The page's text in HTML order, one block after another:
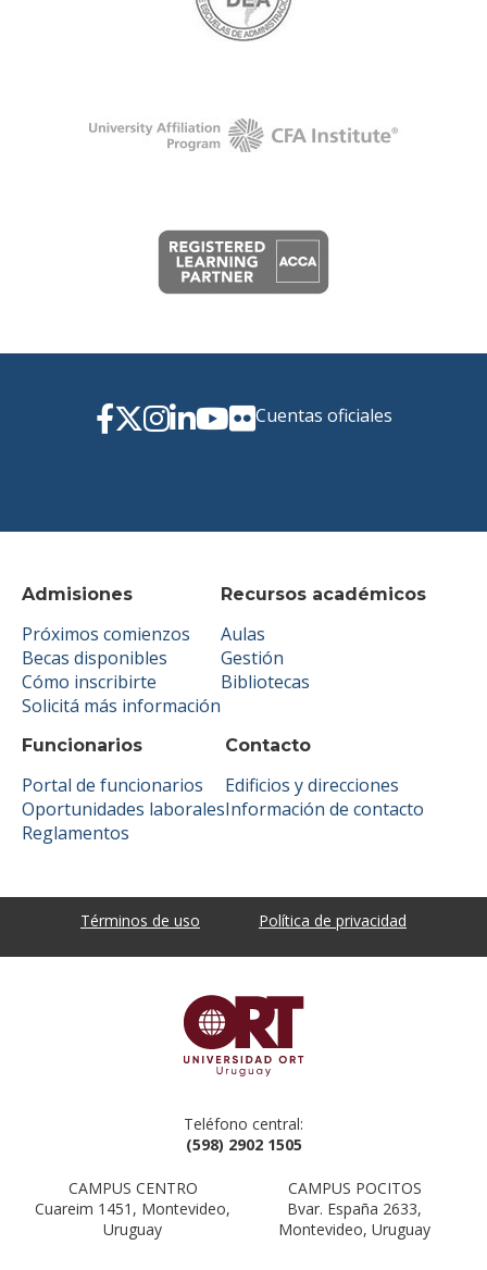
Admisiones
Próximos comienzos
Becas disponibles
Cómo inscribirte
Solicitá más información
Recursos académicos
Aulas
Gestión
Bibliotecas
Funcionarios
Portal de funcionarios
Oportunidades laborales
Reglamentos
Contacto
Edificios y direcciones
Información de contacto
Cuentas oficiales
Términos de uso Política de privacidad
Teléfono central:
(598) 2902 1505
CAMPUS CENTRO
Cuareim 1451, Montevideo,
Uruguay
CAMPUS POCITOS
Bvar. España 2633,
Montevideo, Uruguay